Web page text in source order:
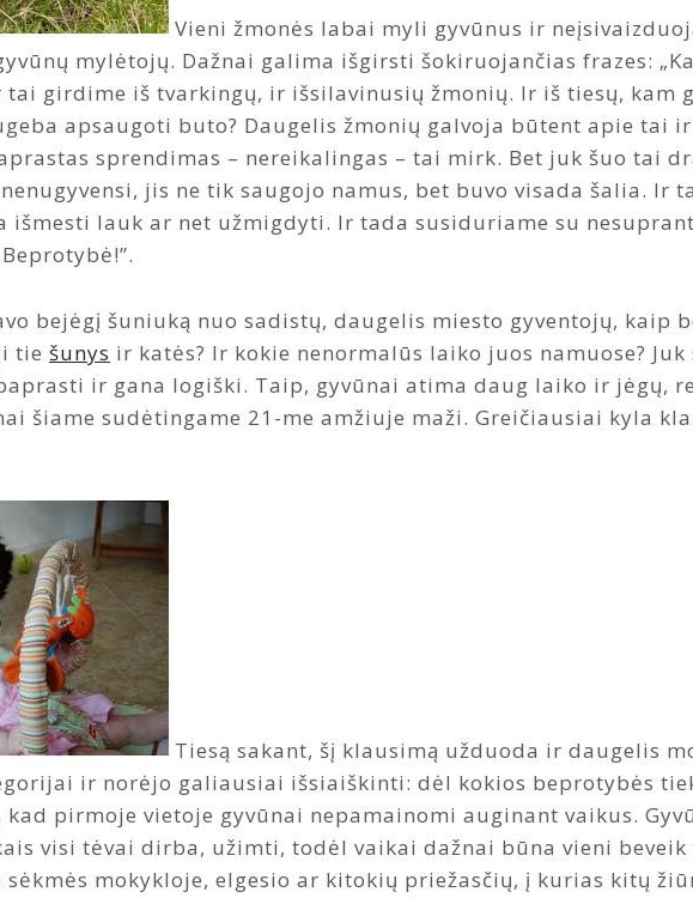
Vieni žmonės labai myli gyvūnus ir
mylėtojų. Dažnai galima išgirsti šokiruojančias frazes:
tai girdime iš tvarkingų, ir išsilavinusių žmonių. Ir iš tiesų, kam
apsaugoti buto? Daugelis žmonių galvoja būtent apie tai
sprendimas – nereikalingas – tai mirk. Bet juk šuo tai
jis ne tik saugojo namus, bet buvo visada šalia. Ir
išmesti lauk ar net užmigdyti. Ir tada susiduriame su
bejėgį šuniuką nuo sadistų, daugelis miesto gyventojų, kaip
tie šunys ir katės? Ir kokie nenormalūs laiko juos namuose?
ir gana logiški. Taip, gyvūnai atima daug laiko ir jėgų,
šiame sudėtingame 21-me amžiuje maži. Greičiausiai kyla
Tiesą sakant, šį klausimą užduoda ir daugelis
ir norėjo galiausiai išsiaiškinti: dėl kokios beprotybės
pirmoje vietoje gyvūnai nepamainomi auginant vaikus.
visi tėvai dirba, užimti, todėl vaikai dažnai būna vieni beveik
mokykloje, elgesio ar kitokių priežasčių, į kurias kitų